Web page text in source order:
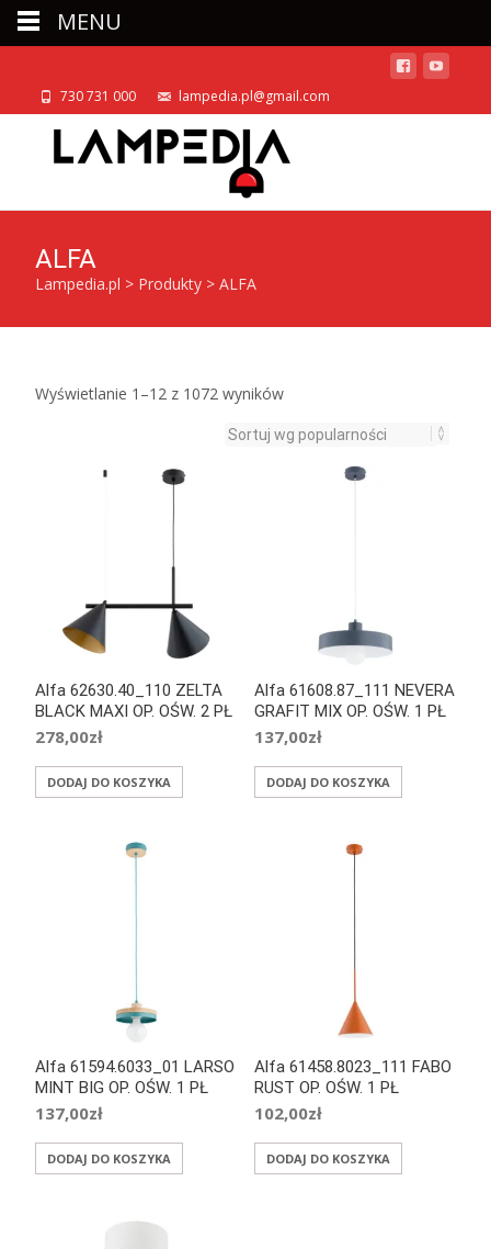
730 731 000 lampedia.pl@gmail.com
ALFA
Lampedia.pl > Produkty > ALFA
Wyświetlanie 1–12 z 1072 wynikówPosortowane
popularności
Alfa 62630.40_110 ZELTA
BLACK MAXI OP. OŚW. 2 PŁ
278,00zł
DODAJ DO KOSZYKA
Alfa 61608.87_111 NEVERA
GRAFIT MIX OP. OŚW. 1 PŁ
137,00zł
DODAJ DO KOSZYKA
Alfa 61594.6033_01 LARSO
MINT BIG OP. OŚW. 1 PŁ
137,00zł
DODAJ DO KOSZYKA
Alfa 61458.8023_111 FABO
RUST OP. OŚW. 1 PŁ
102,00zł
DODAJ DO KOSZYKA
MENU